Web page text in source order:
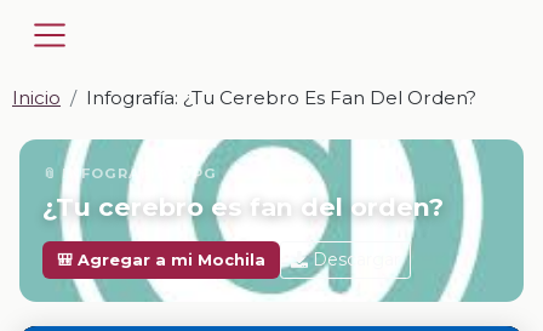
Inicio Infografía: ¿Tu Cerebro Es Fan Del Orden?
📎 INFOGRAFÍA · JPG
¿Tu cerebro es fan del orden?
🎒 Agregar a mi Mochila Descargar